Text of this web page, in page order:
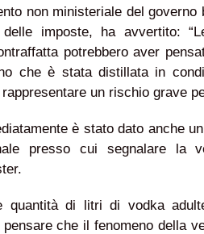
non ministeriale del
delle imposte, ha avvertito:
potrebbero aver
che è stata distillata in
un rischio grave
è stato dato anche
presso cui segnalare la
quantità di litri di vodka
che il fenomeno della